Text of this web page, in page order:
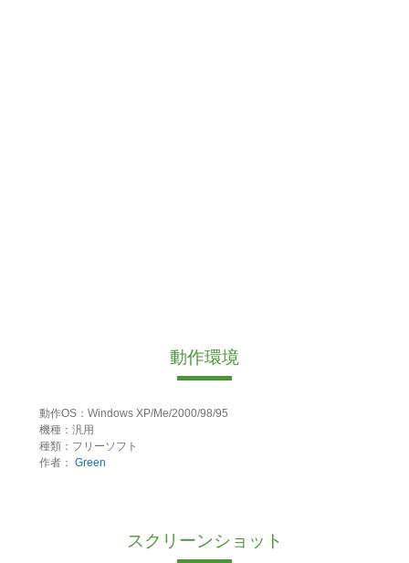
動作環境
動作OS：Windows XP/Me/2000/98/95
機種：汎用
種類：フリーソフト
作者： Green
スクリーンショット